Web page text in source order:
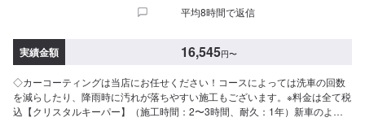
膜を2回重ね塗りすることにより、ダイヤモンドキーパーより厚い被膜を作り
XL：137,900円※鏡面研磨は別途料金(軽研磨は施工料金に含みます）※＜軽研
磨料金＞SS：＋9,000円S：＋9,900円M：＋10,800円L：＋11,400円LL：＋
48,400円M：＋52,800円L：＋56,200円LL：＋62,700円XL：＋別途お見積り
［その他メニュー］【モールプロテクト】（施工時間：1時間30分〜）メッ
キモールを白いシミから守ります5,400円【モールクリーン＆プロテクト】
平均8時間で返信
実績金額 16,545円〜
◇カーコーティングは当店にお任せください！コースによっては洗車の回数
を減らしたり、降雨時に汚れが落ちやすい施工もございます。※料金は全て税
込【クリスタルキーパー】（施工時間：2〜3時間、耐久：1年）新車のよう